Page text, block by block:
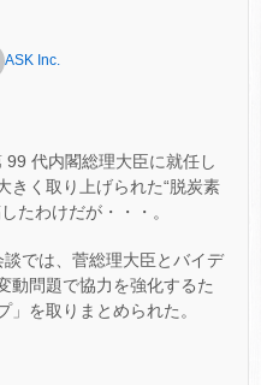
ASK Inc.
代内閣総理大臣に就任し
きく取り上げられた“脱炭素
たわけだが・・・。
では、菅総理大臣とバイデ
動問題で協力を強化するた
を取りまとめられた。